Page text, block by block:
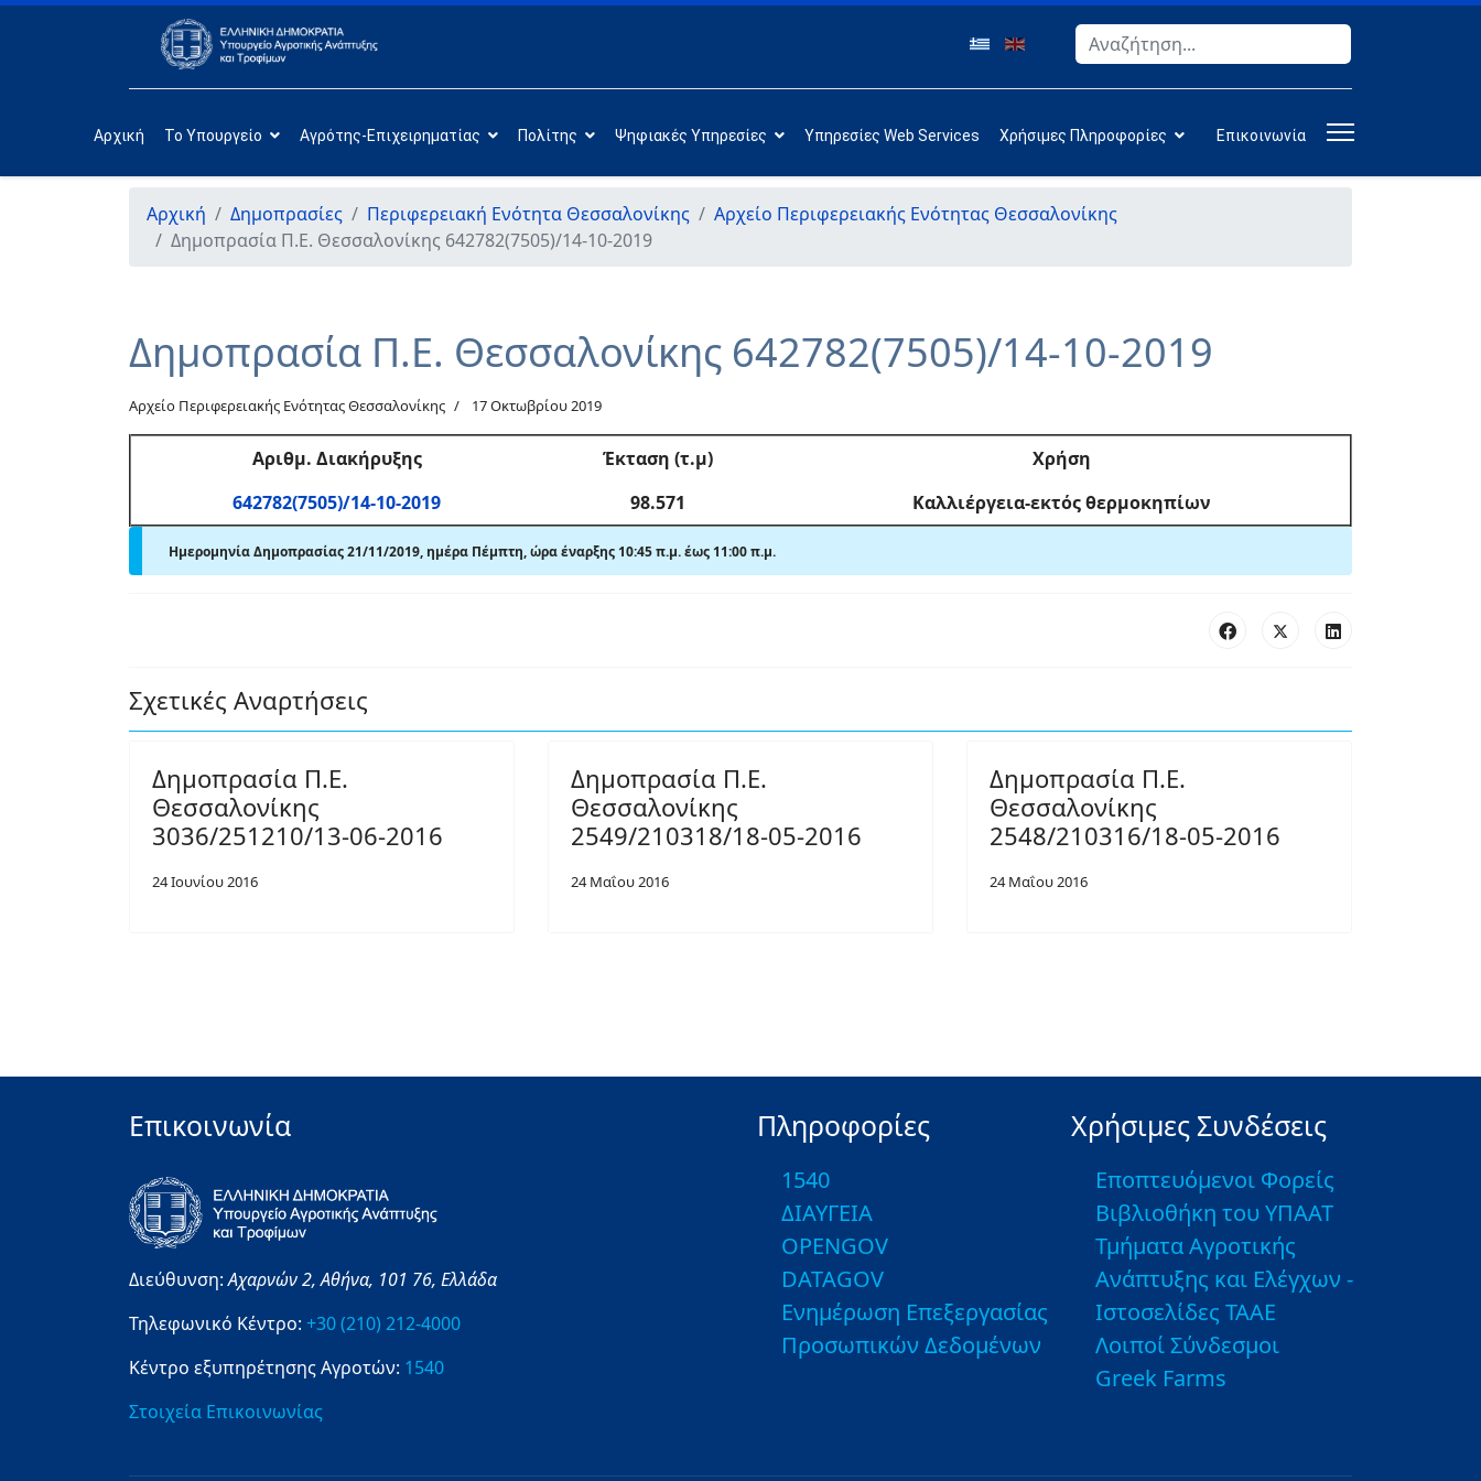
Αναζήτηση
Αρχική Το Υπουργείο Αγρότης-Επιχειρηματίας Πολίτης Ψηφιακές Υπηρεσίες Υπηρεσίες Web Services Χρήσιμες Πληροφορίες Επικοινωνία
Αρχική Δημοπρασίες Περιφερειακή Ενότητα Θεσσαλονίκης
Αρχείο Περιφερειακής Ενότητας Θεσσαλονίκης
Δημοπρασία Π.Ε. Θεσσαλονίκης 642782(7505)/14-10-2019
Δημοπρασία Π.Ε. Θεσσαλονίκης 642782(7505)/14-10-2019
Αρχείο Περιφερειακής Ενότητας Θεσσαλονίκης 17 Οκτωβρίου 2019
Αριθμ. Διακήρυξης Έκταση (τ.μ)
Χρήση
642782(7505)/14-10-2019
98.571 Καλλιέργεια-εκτός θερμοκηπίων
Ημερομηνία Δημοπρασίας 21/11/2019, ημέρα Πέμπτη,ώρα έναρξης 10:45 π.μ. έως 11:00 π.μ.
Σχετικές Αναρτήσεις
Δημοπρασία Π.Ε.
Θεσσαλονίκης
3036/251210/13-06-2016
24 Ιουνίου 2016
Δημοπρασία Π.Ε.
Θεσσαλονίκης
2549/210318/18-05-2016
24 Μαΐου 2016
Δημοπρασία Π.Ε.
Θεσσαλονίκης
2548/210316/18-05-2016
24 Μαΐου 2016
Επικοινωνία
Διεύθυνση:Αχαρνών 2,Αθήνα, 101 76, Ελλάδα
Τηλεφωνικό Κέντρο: +30 (210) 212-4000
Κέντρο εξυπηρέτησης Αγροτών: 1540
Στοιχεία Επικοινωνίας
Πληροφορίες
1540
ΔΙΑΥΓΕΙΑ
OPENGOV
DATAGOV
Ενημέρωση Επεξεργασίας
Προσωπικών Δεδομένων
Χρήσιμες Συνδέσεις
Εποπτευόμενοι Φορείς
Βιβλιοθήκη του ΥΠΑΑΤ
Τμήματα Αγροτικής
Ανάπτυξης και Ελέγχων -
Ιστοσελίδες ΤΑΑΕ
Λοιποί Σύνδεσμοι
Greek Farms